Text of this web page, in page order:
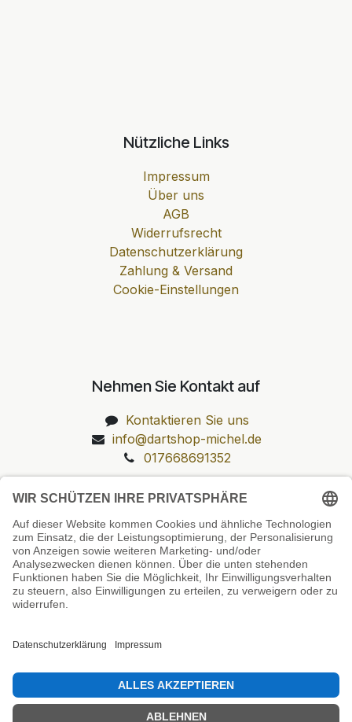
Nützliche Links
Impressum
Über uns
AGB
Widerrufsrecht
Datenschutzerklärung
Zahlung & Versand
Cookie-Einstellungen
Nehmen Sie Kontakt auf
Kontaktieren Sie uns
info@dartshop-michel.de
017668691352
Unsere Prüfsiegel